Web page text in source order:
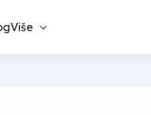
Više